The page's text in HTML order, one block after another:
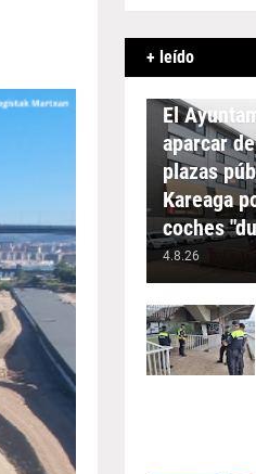
+ leído
El
aparcar
plazas
Kareaga
coches
4.8.26